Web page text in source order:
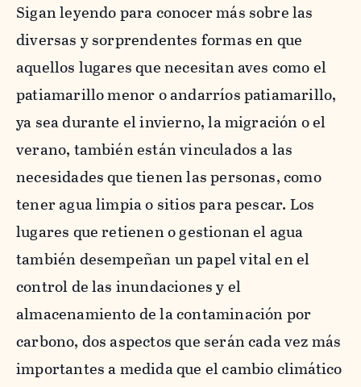
Sigan leyendo para conocer más sobre las
diversas y sorprendentes formas en que
aquellos lugares que necesitan aves como el
patiamarillo menor o andarríos patiamarillo,
ya sea durante el invierno, la migración o el
verano, también están vinculados a las
necesidades que tienen las personas, como
tener agua limpia o sitios para pescar. Los
lugares que retienen o gestionan el agua
también desempeñan un papel vital en el
control de las inundaciones y el
almacenamiento de la contaminación por
carbono, dos aspectos que serán cada vez más
importantes a medida que el cambio climático